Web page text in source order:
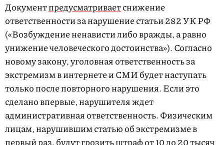
Документпредусматриваетснижение
ответственности за нарушение статьи 282 УК РФ
(«Возбуждение ненависти либо вражды, а равно
унижение человеческого достоинства»). Согласно
новому закону, уголовная ответственность за
экстремизм в интернете и СМИ будет наступать
только после повторного нарушения. Если это
сделано впервые, нарушителя ждет
административная ответственность. Физическим
лицам, нарушившим статью об экстремизме в
первый раз, будут грозить штраф от 10 до 20 тысяч